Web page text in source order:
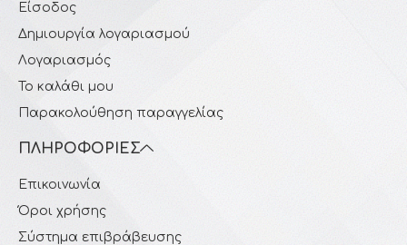
Είσοδος
Δημιουργία λογαριασμού
Λογαριασμός
Το καλάθι μου
Παρακολούθηση παραγγελίας
ΠΛΗΡΟΦΟΡΊΕΣ
Επικοινωνία
Όροι χρήσης
Σύστημα επιβράβευσης